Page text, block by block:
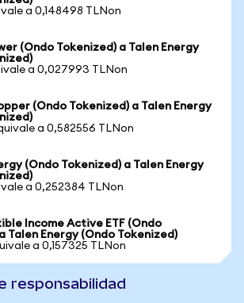
a 0,148498 TLNon
(Ondo Tokenized) a Talen Energy
a 0,027993 TLNon
(Ondo Tokenized) a Talen Energy
a 0,582556 TLNon
(Ondo Tokenized) a Talen Energy
a 0,252384 TLNon
Income Active ETF (Ondo
Talen Energy (Ondo Tokenized)
a 0,157325 TLNon
responsabilidad